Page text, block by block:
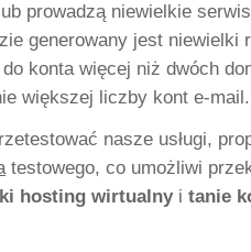
prowadzą niewielkie
generowany jest niewielki
konta więcej niż dwóch
większej liczby kont e-mail.
nasze usługi,
testowego, co umożliwi
hosting wirtualnyi tanie